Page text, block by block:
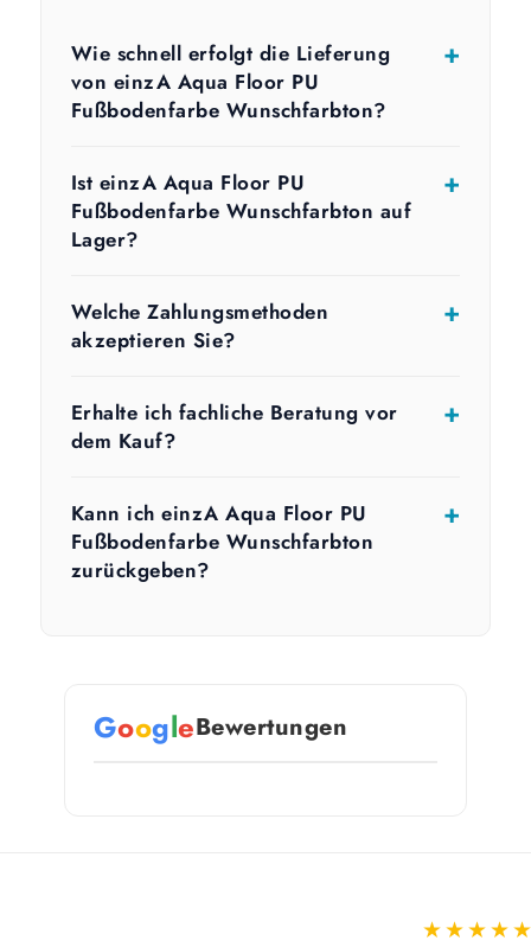
Wie schnell erfolgt die Lieferung
von einzA Aqua Floor PU
Fußbodenfarbe Wunschfarbton?
Ist einzA Aqua Floor PU
Fußbodenfarbe Wunschfarbton auf
Lager?
Welche Zahlungsmethoden
akzeptieren Sie?
Erhalte ich fachliche Beratung vor
dem Kauf?
Kann ich einzA Aqua Floor PU
Fußbodenfarbe Wunschfarbton
zurückgeben?
GoogleBewertungen